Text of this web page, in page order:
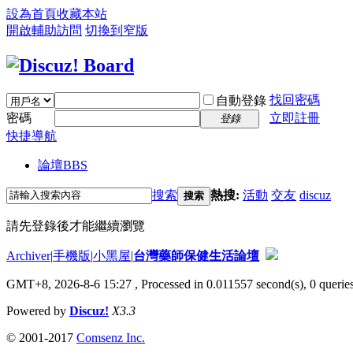
設為首頁收藏本站
開啟輔助訪問 切換到窄版
自動登錄 找回密碼
密碼
登錄
立即註冊
快捷導航
論壇BBS
搜索 搜索 熱搜: 活動 交友 discuz
請先登錄後才能繼續瀏覽
Archiver|手機版|小黑屋|台灣藥師保健生活論壇
GMT+8, 2026-8-6 15:27 , Processed in 0.011557 second(s), 0
Powered by Discuz! X3.3
© 2001-2017 Comsenz Inc.